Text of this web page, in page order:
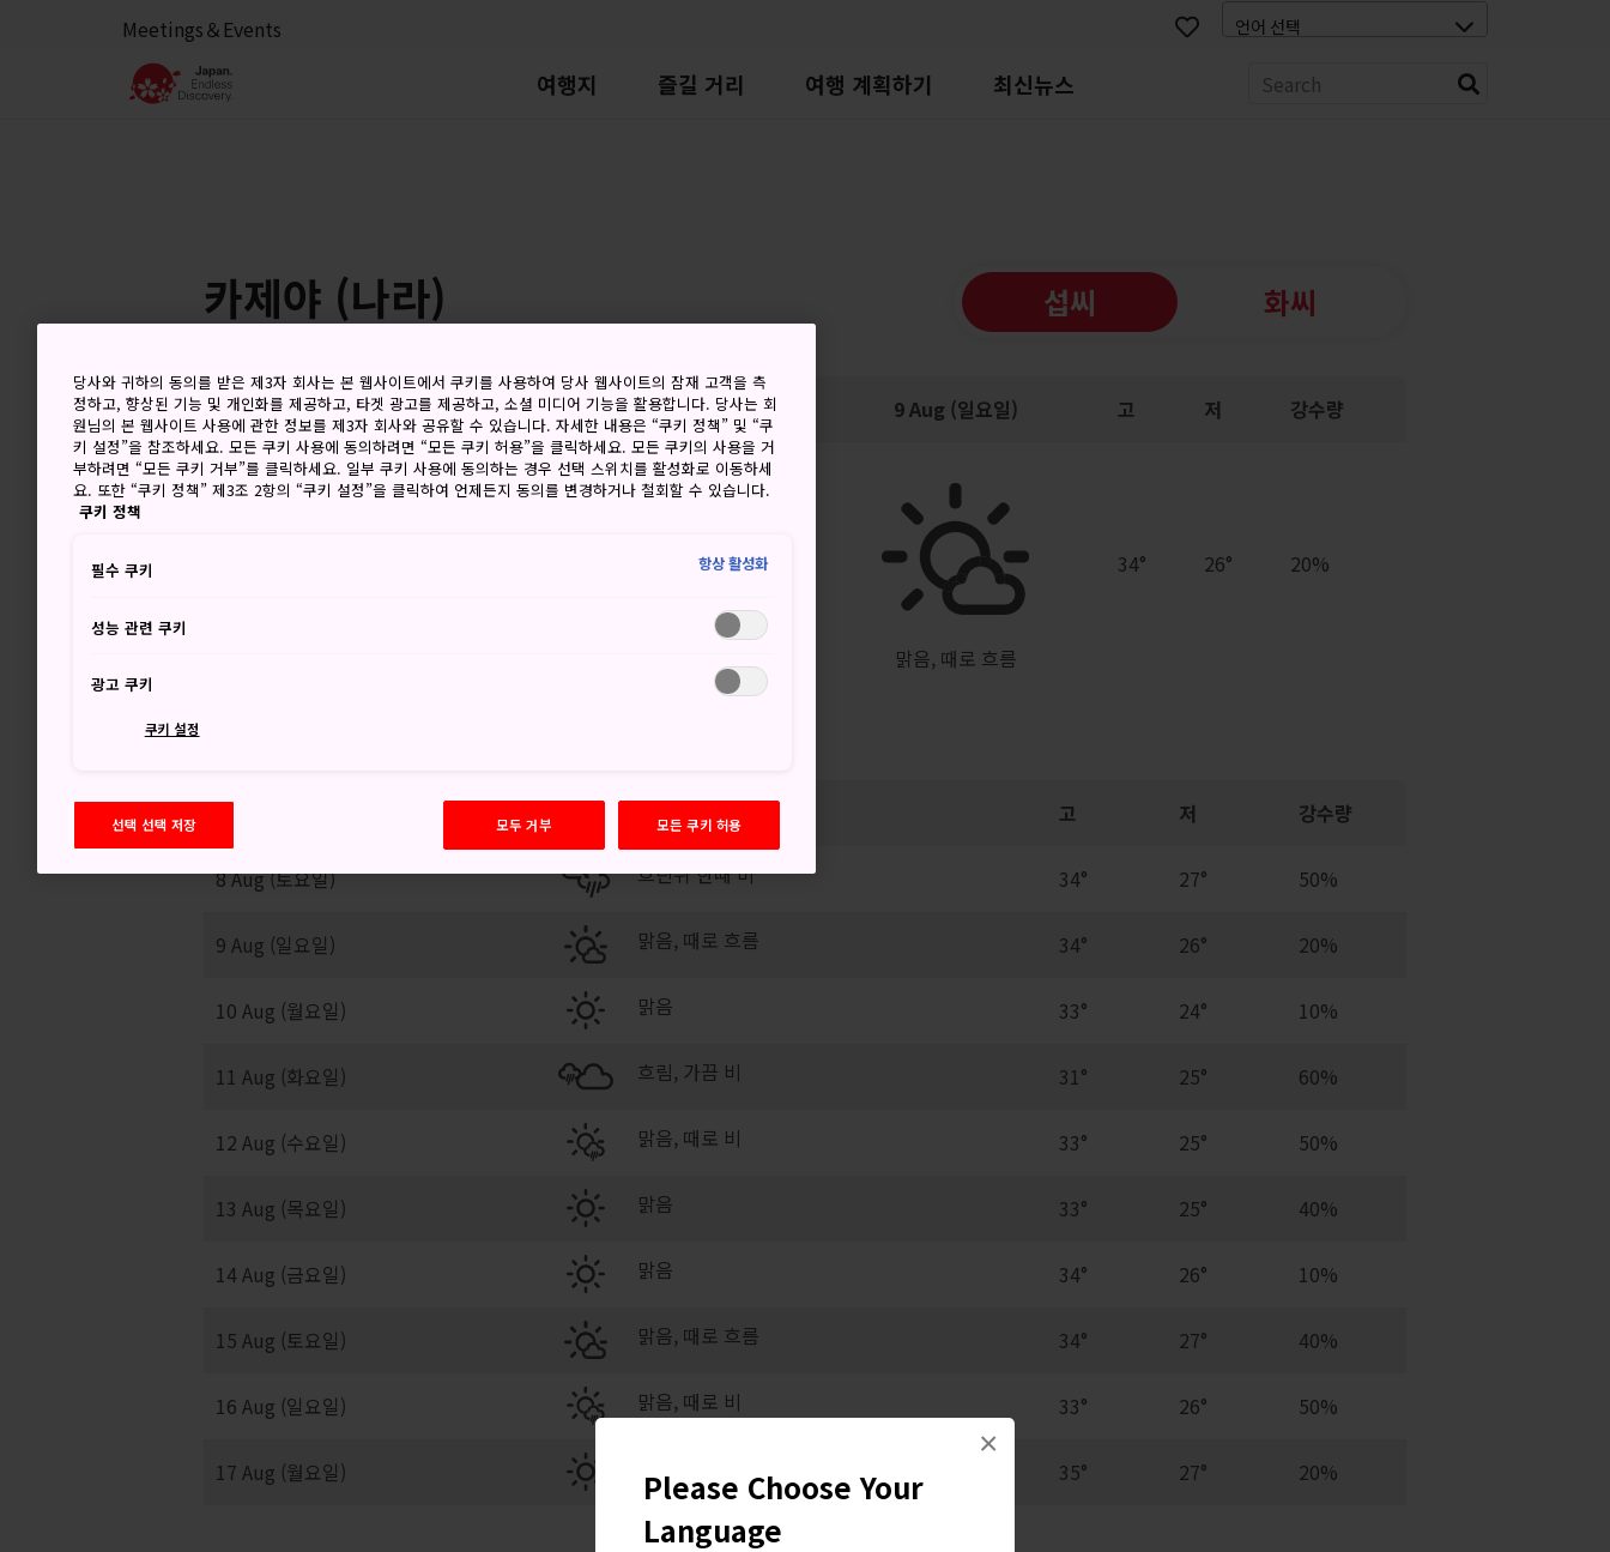
Please Choose Your
Language
×
Meetings＆Events
여행지 즐길 거리 여행 계획하기 최신뉴스
카제야 (나라) 섭씨 화씨
8 Aug (토요일) 고 저 강수량 9 Aug (일요일) 고 저 강수량
50%
맑음, 때로 흐름
34° 26° 20%
고 저 강수량
8 Aug (토요일) 흐린뒤 한때 비 34° 27° 50%
9 Aug (일요일) 맑음, 때로 흐름 34° 26° 20%
10 Aug (월요일) 맑음 33° 24° 10%
11 Aug (화요일) 흐림, 가끔 비 31° 25° 60%
12 Aug (수요일) 맑음, 때로 비 33° 25° 50%
13 Aug (목요일) 맑음 33° 25° 40%
14 Aug (금요일) 맑음 34° 26° 10%
15 Aug (토요일) 맑음, 때로 흐름 34° 27° 40%
16 Aug (일요일) 맑음, 때로 비 33° 26° 50%
17 Aug (월요일) 35° 27° 20%
당사와 귀하의 동의를 받은 제3자 회사는 본 웹사이트에서 쿠키를 사용하여 당사 웹사이트의 잠재 고객을 측
정하고, 향상된 기능 및 개인화를 제공하고, 타겟 광고를 제공하고, 소셜 미디어 기능을 활용합니다. 당사는 회
원님의 본 웹사이트 사용에 관한 정보를 제3자 회사와 공유할 수 있습니다. 자세한 내용은 “쿠키 정책” 및 “쿠
키 설정”을 참조하세요. 모든 쿠키 사용에 동의하려면 “모든 쿠키 허용”을 클릭하세요. 모든 쿠키의 사용을 거
부하려면 “모든 쿠키 거부”를 클릭하세요. 일부 쿠키 사용에 동의하는 경우 선택 스위치를 활성화로 이동하세
요. 또한 “쿠키 정책” 제3조 2항의 “쿠키 설정”을 클릭하여 언제든지 동의를 변경하거나 철회할 수 있습니다.
쿠키 정책
필수 쿠키 항상 활성화
성능 관련 쿠키
광고 쿠키
쿠키 설정
선택 선택 저장 모두 거부 모든 쿠키 허용